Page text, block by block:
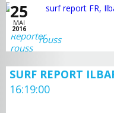
25
MAI
2016
rouss
SURF REPORT
16:19:00